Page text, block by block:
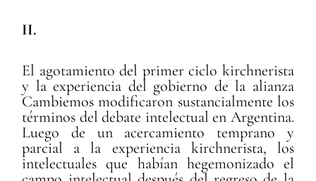
II.
El agotamiento del primer ciclo kirchnerista
y la experiencia del gobierno de la alianza
Cambiemos modificaron sustancialmente los
términos del debate intelectual en Argentina.
Luego de un acercamiento temprano y
parcial a la experiencia kirchnerista, los
intelectuales que habían hegemonizado el